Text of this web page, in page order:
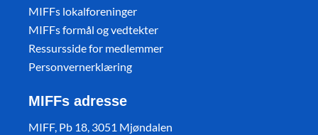
MIFFs lokalforeninger
MIFFs formål og vedtekter
Ressursside for medlemmer
Personvernerklæring
MIFFs adresse
MIFF, Pb 18, 3051 Mjøndalen